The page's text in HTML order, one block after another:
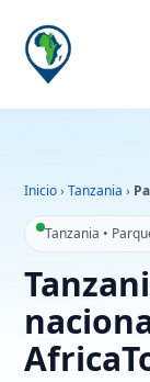
Inicio› Tanzania ›
Tanzania •